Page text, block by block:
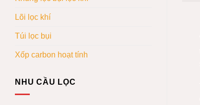
Lõi lọc khí
Túi lọc bụi
Xốp carbon hoạt tính
NHU CẦU LỌC